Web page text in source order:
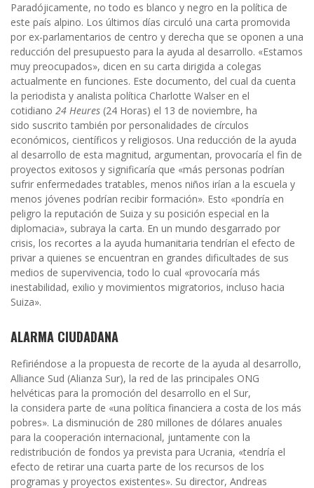
Paradójicamente, no todo es blanco y negro en la política de
este país alpino. Los últimos días circuló una carta promovida
por ex-parlamentarios de centro y derecha que se oponen a una
reducción del presupuesto para la ayuda al desarrollo. «Estamos
muy preocupados», dicen en su carta dirigida a colegas
actualmente en funciones. Este documento, del cual da cuenta
la periodista y analista política Charlotte Walser en el
cotidiano 24 Heures (24 Horas) el 13 de noviembre, ha
sido suscrito también por personalidades de círculos
económicos, científicos y religiosos. Una reducción de la ayuda
al desarrollo de esta magnitud, argumentan, provocaría el fin de
proyectos exitosos y significaría que «más personas podrían
sufrir enfermedades tratables, menos niños irían a la escuela y
menos jóvenes podrían recibir formación». Esto «pondría en
peligro la reputación de Suiza y su posición especial en la
diplomacia», subraya la carta. En un mundo desgarrado por
crisis, los recortes a la ayuda humanitaria tendrían el efecto de
privar a quienes se encuentran en grandes dificultades de sus
medios de supervivencia, todo lo cual «provocaría más
inestabilidad, exilio y movimientos migratorios, incluso hacia
Suiza».
ALARMA CIUDADANA
Refiriéndose a la propuesta de recorte de la ayuda al desarrollo,
Alliance Sud (Alianza Sur), la red de las principales ONG
helvéticas para la promoción del desarrollo en el Sur,
la considera parte de «una política financiera a costa de los más
pobres». La disminución de 280 millones de dólares anuales
para la cooperación internacional, juntamente con la
redistribución de fondos ya prevista para Ucrania, «tendría el
efecto de retirar una cuarta parte de los recursos de los
programas y proyectos existentes». Su director, Andreas